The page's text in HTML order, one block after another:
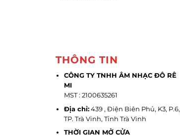
THÔNG TIN
CÔNG TY TNHH ÂM NHẠC ĐÔ RÊ
MI
MST : 2100635261
Địa chỉ:439 , Điện Biên Phủ, K3, P.6,
TP. Trà Vinh, Tỉnh Trà Vinh
THỜI GIAN MỞ CỬA